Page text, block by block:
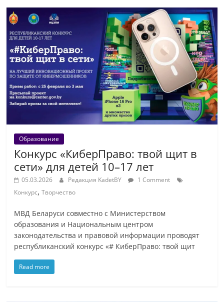
Образование
Конкурс «КиберПраво: твой щит в
сети» для детей 10–17 лет
05.03.2026 Редакция KadetBY
1 Comment
Конкурс,Творчество
МВД Беларуси совместно с Министерством
образования и Национальным центром
законодательства и правовой информации проводят
республиканский конкурс «# КиберПраво: твой щит
Read more